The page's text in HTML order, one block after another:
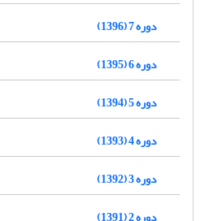
دوره 7 (1396)
دوره 6 (1395)
دوره 5 (1394)
دوره 4 (1393)
دوره 3 (1392)